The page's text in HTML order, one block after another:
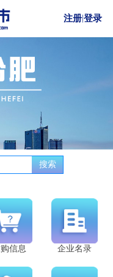
注册 |登录
搜索
信息 企业名录